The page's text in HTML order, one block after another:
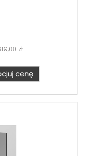
zł
cenę